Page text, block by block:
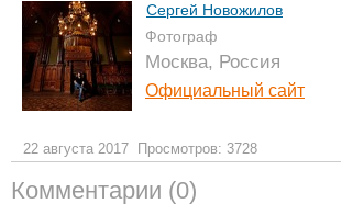
Сергей Новожилов
Фотограф
Москва, Россия
Официальный сайт
22 августа 2017 Просмотров: 3728
Комментарии (0)